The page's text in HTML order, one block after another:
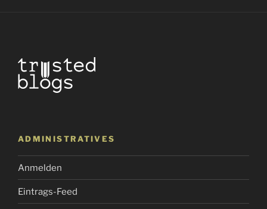
ADMINISTRATIVES
Anmelden
Eintrags-Feed